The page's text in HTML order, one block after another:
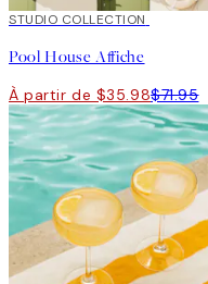
50%*
STUDIO COLLECTION
Pool House Affiche
À partir de $35.98$71.95